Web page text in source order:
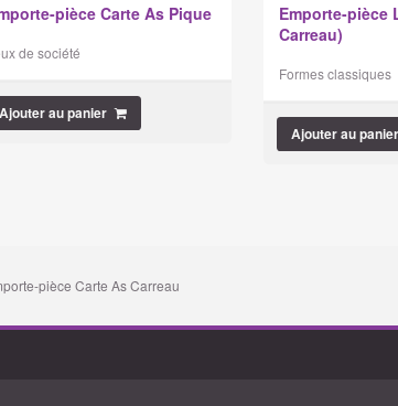
pièce Carte As Pique
de société
Ajouter au panier
Emporte-pièce
Carreau)
Formes classiques
Ajouter au panier
pièce Carte As Carreau